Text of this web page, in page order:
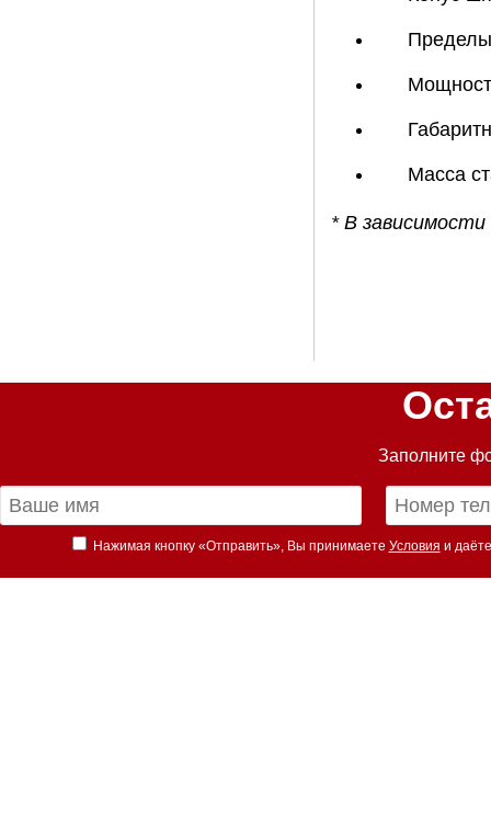
Масса
* В
Заполните
Нажимая кнопку «Отправить», Вы принимаете Условия и